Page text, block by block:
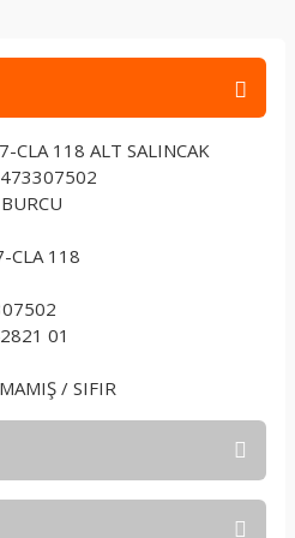
CLA 118 ALT SALINCAK
CLA 118
01
/ SIFIR